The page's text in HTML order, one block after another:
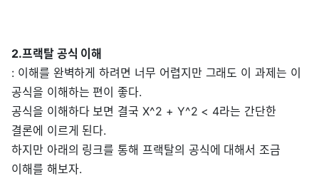
2.프랙탈 공식 이해
: 이해를 완벽하게 하려면 너무 어렵지만 그래도 이 과제는 이
공식을 이해하는 편이 좋다.
공식을 이해하다 보면 결국 X^2 + Y^2 < 4라는 간단한
결론에 이르게 된다.
하지만 아래의 링크를 통해 프랙탈의 공식에 대해서 조금
이해를 해보자.